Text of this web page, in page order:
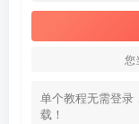
您
单个教程无需登录
载！